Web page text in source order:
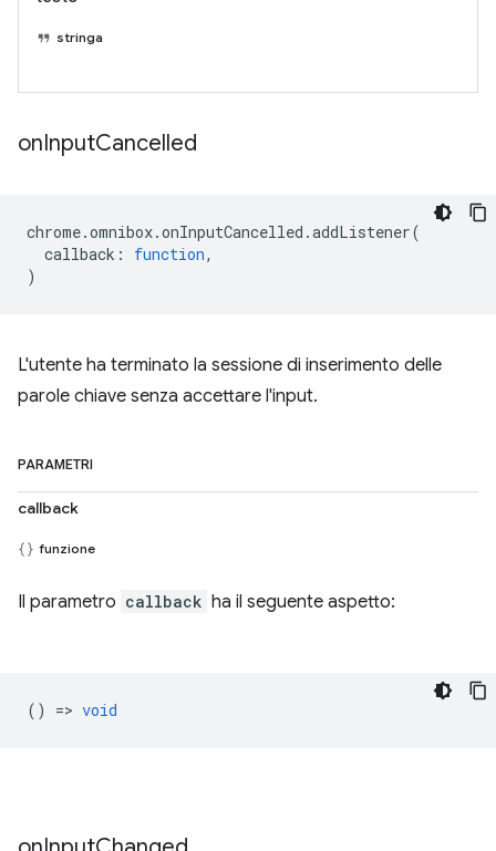
stringa
onInputCancelled
chrome.omnibox.onInputCancelled .addListener(
callback : function,
)
L'utente ha terminato la sessione di inserimento delle
parole chiave senza accettare l'input.
PARAMETRI
callback
funzione
Il parametro callback ha il seguente aspetto:
() => void